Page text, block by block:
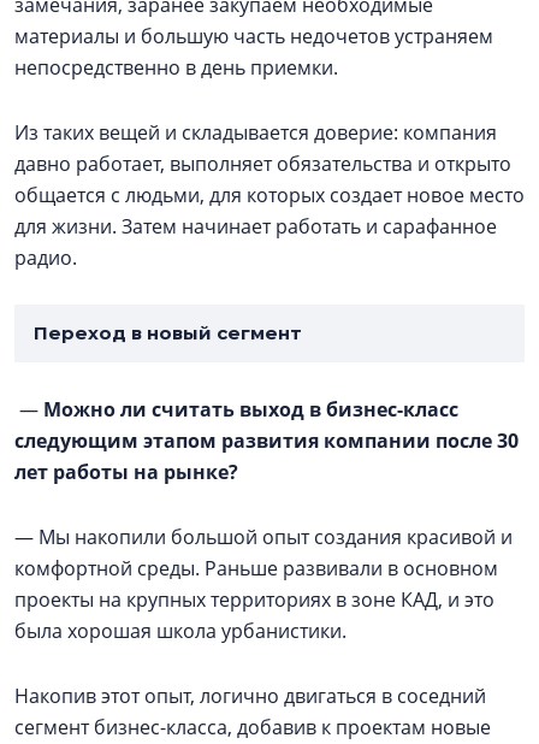
материалы и большую часть недочетов устраняем
непосредственно в день приемки.
Из таких вещей и складывается доверие: компания
давно работает, выполняет обязательства и открыто
общается с людьми, для которых создает новое место
для жизни. Затем начинает работать и сарафанное
радио.
Переход в новый сегмент
— Можно ли считать выход в бизнес-класс
следующим этапом развития компании после 30
лет работы на рынке?
— Мы накопили большой опыт создания красивой и
комфортной среды. Раньше развивали в основном
проекты на крупных территориях в зоне КАД, и это
была хорошая школа урбанистики.
Накопив этот опыт, логично двигаться в соседний
сегмент бизнес-класса, добавив к проектам новые